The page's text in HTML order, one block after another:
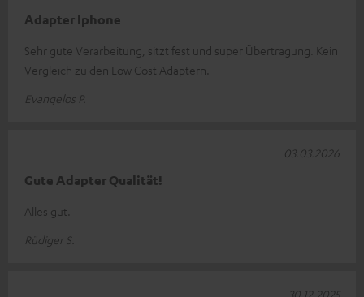
Adapter Iphone
Sehr gute Verarbeitung, sitzt fest und super Übertragung. Kein
Vergleich zu den Low Cost Adaptern.
Evangelos P.
Gute Adapter Qualität!
Alles gut.
Rüdiger S.
03.03.2026
30.12.2025